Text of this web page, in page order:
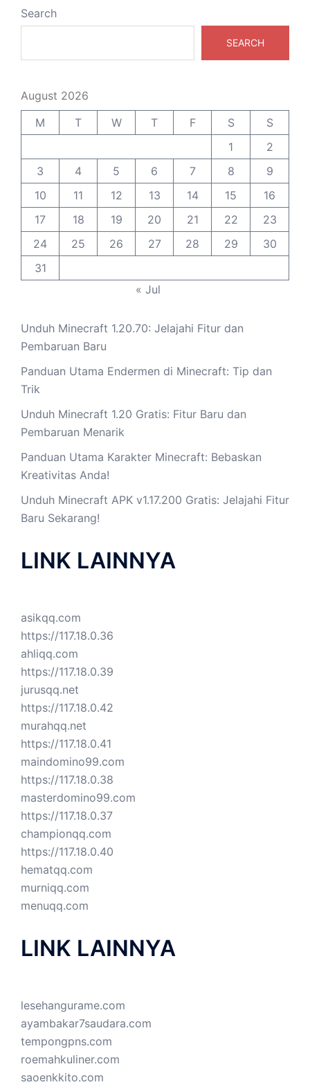
Search
SEARCH
August 2026
M
T W T F S
S
1
2
3
4 5 6 7 8
9
10
11 12 13 14 15
16
17
18 19 20 21 22
23
24
25 26 27 28 29
30
31
« Jul
Unduh Minecraft 1.20.70: Jelajahi Fitur dan
Pembaruan Baru
Panduan Utama Endermen di Minecraft: Tip dan
Trik
Unduh Minecraft 1.20 Gratis: Fitur Baru dan
Pembaruan Menarik
Panduan Utama Karakter Minecraft: Bebaskan
Kreativitas Anda!
Unduh Minecraft APK v1.17.200 Gratis: Jelajahi Fitur
Baru Sekarang!
LINK LAINNYA
asikqq.com
https://117.18.0.36
ahliqq.com
https://117.18.0.39
jurusqq.net
https://117.18.0.42
murahqq.net
https://117.18.0.41
maindomino99.com
https://117.18.0.38
masterdomino99.com
https://117.18.0.37
championqq.com
https://117.18.0.40
hematqq.com
murniqq.com
menuqq.com
LINK LAINNYA
lesehangurame.com
ayambakar7saudara.com
tempongpns.com
roemahkuliner.com
saoenkkito.com